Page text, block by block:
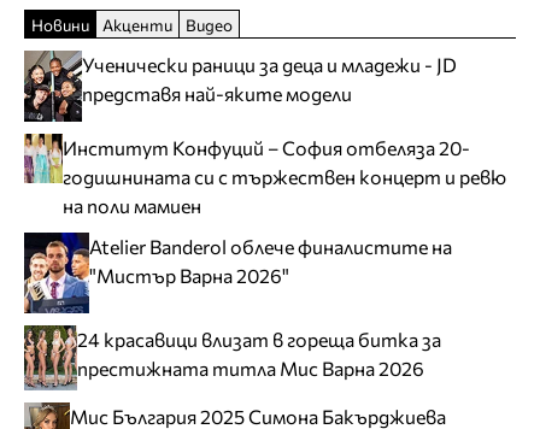
Новини Акценти Видео
Ученически раници за деца и младежи - JD
представя най-яките модели
Институт Конфуций – София отбеляза 20-
годишнината си с тържествен концерт и ревю
на поли мамиен
Atelier Banderol облече финалистите на
"Мистър Варна 2026"
24 красавици влизат в гореща битка за
престижната титла Мис Варна 2026
Мис България 2025 Симона Бакърджиева